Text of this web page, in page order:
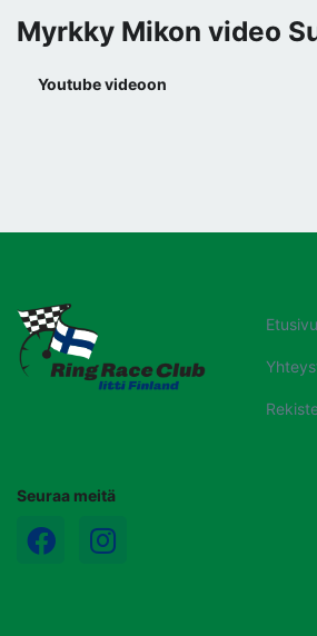
Myrkky Mikon video
Youtube videoon
Etusivu
Seuraa meitä